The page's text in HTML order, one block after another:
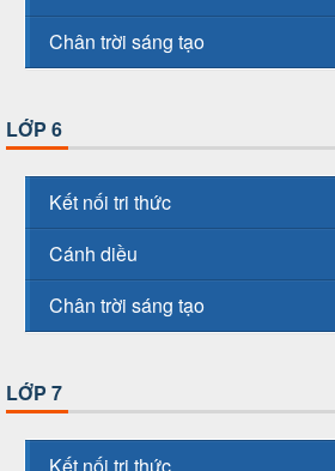
Chân trời sáng tạo
LỚP 6
Kết nối tri thức
Cánh diều
Chân trời sáng tạo
LỚP 7
Kết nối tri thức